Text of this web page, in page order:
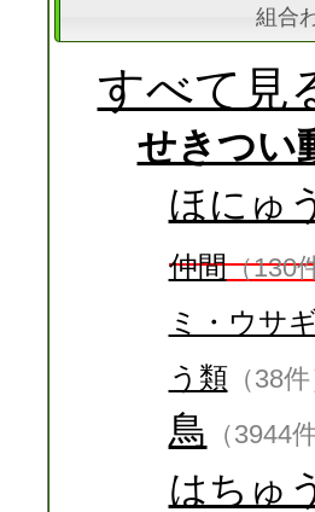
組合
すべて見
せきつい
ほにゅ
仲間（130
ミ・ウサ
う類 （38件
鳥 （3944件
はちゅ